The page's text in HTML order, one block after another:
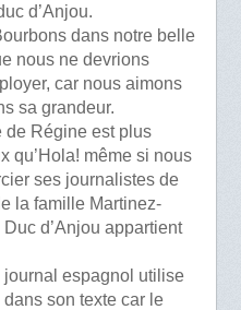
d’Anjou.
dans notre belle
nous ne devrions
car nous aimons
sa grandeur.
de Régine est plus
qu’Hola! même si nous
ses journalistes de
la famille Martinez-
d’Anjou appartient
journal espagnol utilise
son texte car le